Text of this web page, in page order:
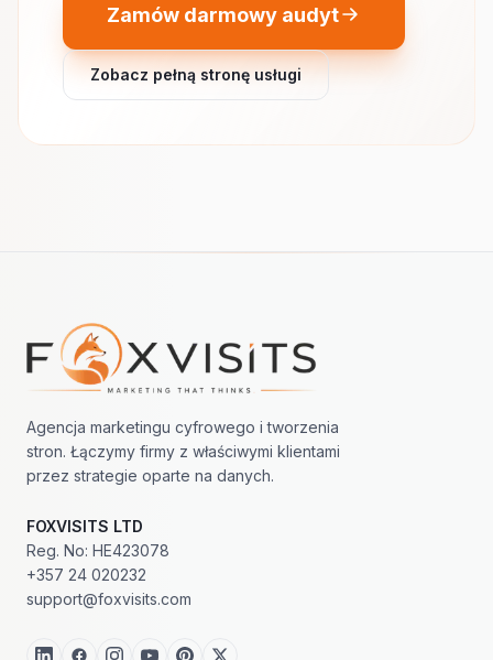
Zamów darmowy audyt
Zobacz pełną stronę usługi
Nawigacja w stopce
Agencja marketingu cyfrowego i tworzenia
stron. Łączymy firmy z właściwymi klientami
przez strategie oparte na danych.
FOXVISITS LTD
Reg. No: HE423078
+357 24 020232
support@foxvisits.com